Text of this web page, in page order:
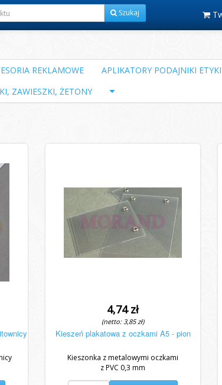
Szukaj
REKLAMOWE
APLIKATORY PODAJNIKI
ZAWIESZKI, ŻETONY
4,74 zł
(netto: 3,85 zł)
Kieszeń plakatowa z oczkami A5 - pion
Kieszonka z metalowymi oczkami
z PVC 0,3 mm